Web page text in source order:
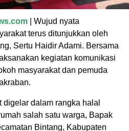
| Wujud nyata
terus ditunjukkan oleh
Sertu Haidir Adami. Bersama
kegiatan komunikasi
masyarakat dan pemuda
dalam rangka halal
salah satu warga, Bapak
Bintang, Kabupaten